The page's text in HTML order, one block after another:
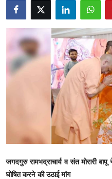
बुन्देलखण्ड
वीडियो
क्राइम
स्पोर्ट्स
जगदगुरु रामभद्राचार्य व संत मोरारी
घोषित करने की उठाई मांग